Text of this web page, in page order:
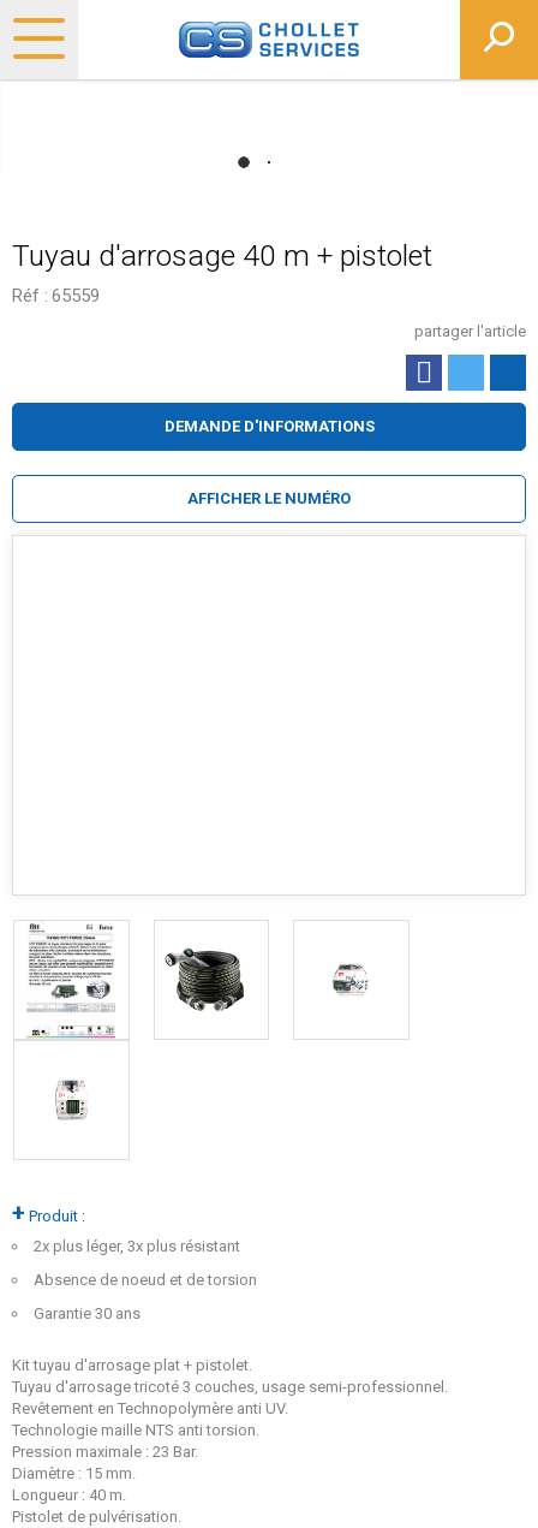
Tuyau d'arrosage 40 m + pistolet
Réf : 65559
+ Produit :
2x plus léger, 3x plus résistant
Absence de noeud et de torsion
Garantie 30 ans
partager l'article
Kit tuyau d'arrosage plat + pistolet.
Tuyau d'arrosage tricoté 3 couches, usage semi-professionnel.
Revêtement en Technopolymère anti UV.
Technologie maille NTS anti torsion.
Pression maximale : 23 Bar.
Diamètre : 15 mm.
Longueur : 40 m.
Pistolet de pulvérisation.
DEMANDE D'INFORMATIONS
AFFICHER LE NUMÉRO